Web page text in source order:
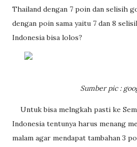
Thailand dengan 7 poin dan selisih
dengan poin sama yaitu 7 dan 8
Indonesia bisa lolos?
Sumber pic :
Untuk bisa melngkah pasti ke
Indonesia tentunya harus menang
malam agar mendapat tambahan 3